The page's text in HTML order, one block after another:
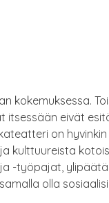
kokemuksessa.
itsessään eivät
on
kulttuureista
-työpajat,
olla